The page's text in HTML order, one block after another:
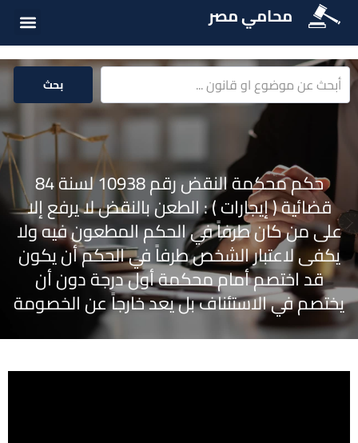
محامي مصر
بحث
حكم محكمة النقض رقم 10938 لسنة 84
قضائية ( إيجارات ) : الطعن بالنقض لا يرفع إلا
على من كان طرفاً في الحكم المطعون فيه ولا
يكفى لاعتبار الشخص طرفاً في الحكم أن يكون
قد اختصم أمام محكمة أول درجة دون أن
يختصم في الاستئناف بل يعد خارجاً عن الخصومة